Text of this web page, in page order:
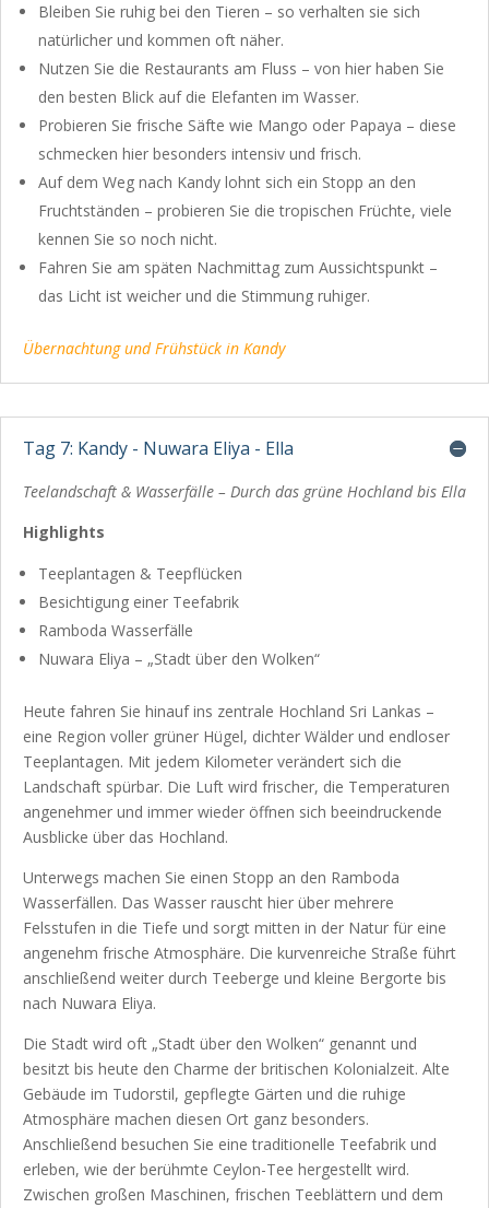
Bleiben Sie ruhig bei den Tieren – so verhalten sie sich
natürlicher und kommen oft näher.
Nutzen Sie die Restaurants am Fluss – von hier haben Sie
den besten Blick auf die Elefanten im Wasser.
Probieren Sie frische Säfte wie Mango oder Papaya – diese
schmecken hier besonders intensiv und frisch.
Auf dem Weg nach Kandy lohnt sich ein Stopp an den
Fruchtständen – probieren Sie die tropischen Früchte, viele
kennen Sie so noch nicht.
Fahren Sie am späten Nachmittag zum Aussichtspunkt –
das Licht ist weicher und die Stimmung ruhiger.
Übernachtung und Frühstück in Kandy
Tag 7: Kandy - Nuwara Eliya - Ella
Teelandschaft & Wasserfälle – Durch das grüne Hochland bis Ella
Highlights
Teeplantagen & Teepflücken
Besichtigung einer Teefabrik
Ramboda Wasserfälle
Nuwara Eliya – „Stadt über den Wolken“
Heute fahren Sie hinauf ins zentrale Hochland Sri Lankas –
eine Region voller grüner Hügel, dichter Wälder und endloser
Teeplantagen. Mit jedem Kilometer verändert sich die
Landschaft spürbar. Die Luft wird frischer, die Temperaturen
angenehmer und immer wieder öffnen sich beeindruckende
Ausblicke über das Hochland.
Unterwegs machen Sie einen Stopp an den Ramboda
Wasserfällen. Das Wasser rauscht hier über mehrere
Felsstufen in die Tiefe und sorgt mitten in der Natur für eine
angenehm frische Atmosphäre. Die kurvenreiche Straße führt
anschließend weiter durch Teeberge und kleine Bergorte bis
nach Nuwara Eliya.
Die Stadt wird oft „Stadt über den Wolken“ genannt und
besitzt bis heute den Charme der britischen Kolonialzeit. Alte
Gebäude im Tudorstil, gepflegte Gärten und die ruhige
Atmosphäre machen diesen Ort ganz besonders.
Anschließend besuchen Sie eine traditionelle Teefabrik und
erleben, wie der berühmte Ceylon-Tee hergestellt wird.
Zwischen großen Maschinen, frischen Teeblättern und dem